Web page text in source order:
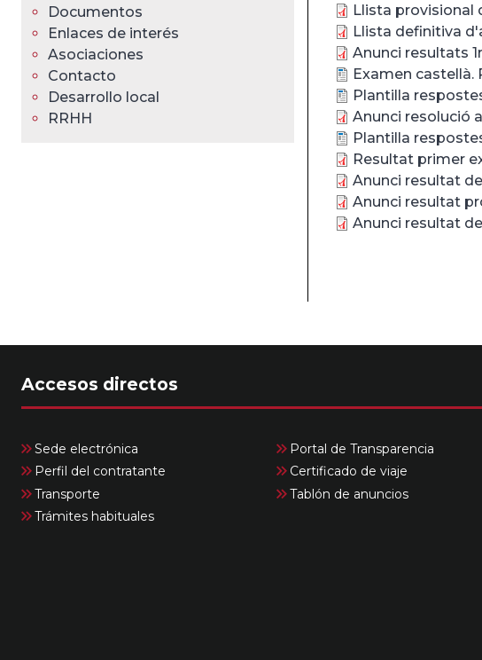
Documentos
Enlaces de interés
Asociaciones
Contacto
Desarrollo local
RRHH
Llista provisional
Llista definitiva
Anunci resultats
Examen castellà.
Plantilla
Anunci resolució
Plantilla
Resultat primer
Anunci resultat
Anunci resultat
Anunci resultat
Accesos directos
Sede electrónica
Portal de Transparencia
Perfil del contratante
Certificado de viaje
Transporte
Tablón de anuncios
Trámites habituales